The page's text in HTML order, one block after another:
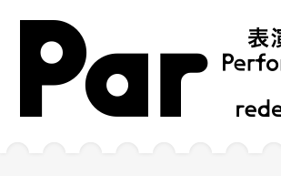
跳到主要内容区块
网站导览